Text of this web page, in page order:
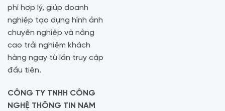
phí hợp lý, giúp doanh
nghiệp tạo dựng hình ảnh
chuyên nghiệp và nâng
cao trải nghiệm khách
hàng ngay từ lần truy cập
đầu tiên.
CÔNG TY TNHH CÔNG
NGHỆ THÔNG TIN NAM